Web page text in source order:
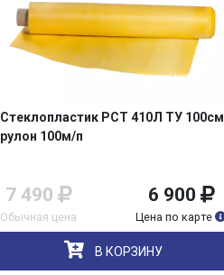
Стеклопластик РСТ 410Л ТУ 100см
рулон 100м/п
7 490
Обычная цена
6 900
Цена по карте
В КОРЗИНУ